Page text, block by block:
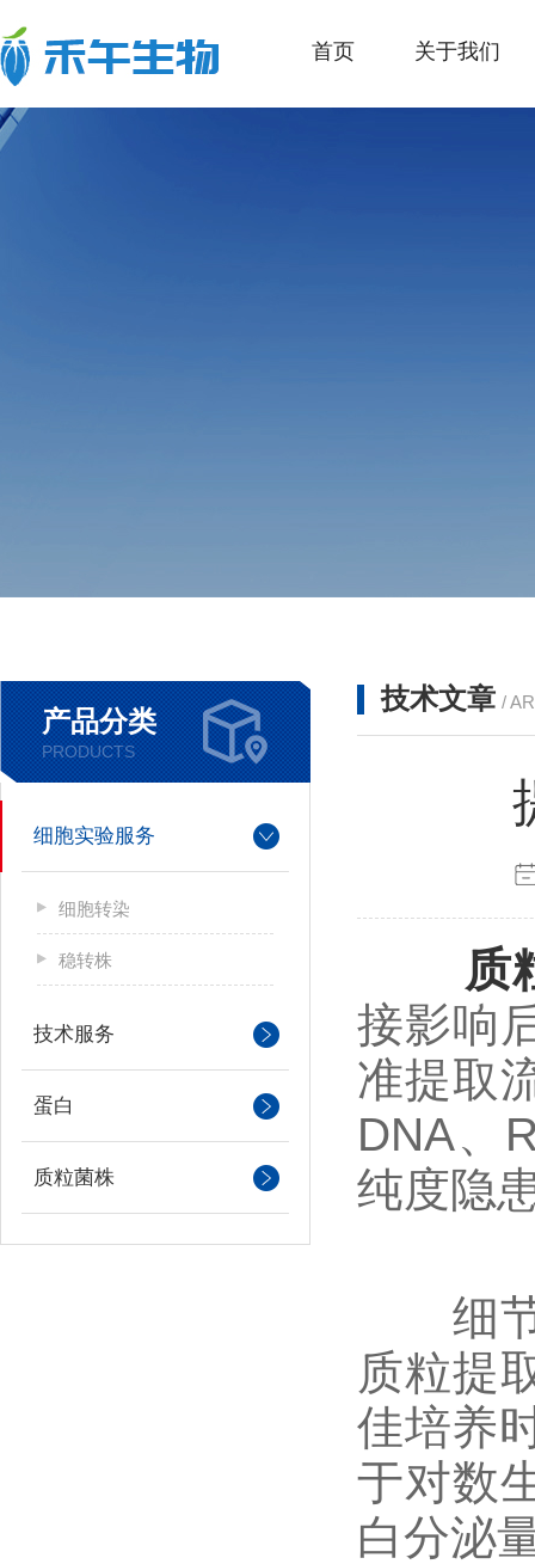
首页 关于我们
产品分类
PRODUCTS
细胞实验服务
细胞转染
稳转株
技术服务
蛋白
质粒菌株
技术文章 /
质
接影响
准提取
DNA、
纯度隐
细节
质粒提
佳培养
于对数
白分泌